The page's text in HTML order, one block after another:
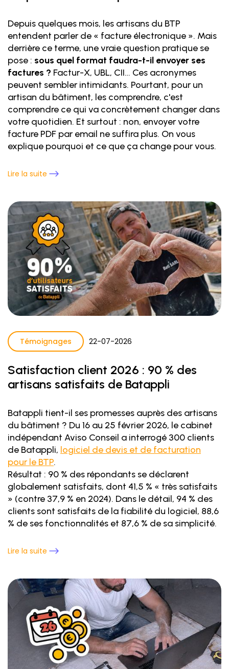
Depuis quelques mois, les artisans du BTP
entendent parler de « facture électronique ». Mais
derrière ce terme, une vraie question pratique se
pose : sous quel format faudra-t-il envoyer ses
factures ? Factur-X, UBL, CII… Ces acronymes
peuvent sembler intimidants. Pourtant, pour un
artisan du bâtiment, les comprendre, c'est
comprendre ce qui va concrètement changer dans
votre quotidien. Et surtout : non, envoyer votre
facture PDF par email ne suffira plus. On vous
explique pourquoi et ce que ça change pour vous.
Lire la suite
Témoignages 22-07-2026
Satisfaction client 2026 : 90 % des
artisans satisfaits de Batappli
Batappli tient-il ses promesses auprès des artisans
du bâtiment ? Du 16 au 25 février 2026, le cabinet
indépendant Aviso Conseil a interrogé 300 clients
de Batappli, logiciel de devis et de facturation
pour le BTP.
Résultat : 90 % des répondants se déclarent
globalement satisfaits, dont 41,5 % « très satisfaits
» (contre 37,9 % en 2024). Dans le détail, 94 % des
clients sont satisfaits de la fiabilité du logiciel, 88,6
% de ses fonctionnalités et 87,6 % de sa simplicité.
Lire la suite